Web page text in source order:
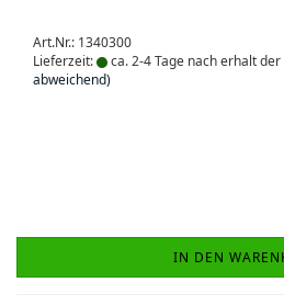
Art.Nr.: 1340300
Lieferzeit:
ca. 2-4 Tage nach erhalt
abweichend)
IN DEN